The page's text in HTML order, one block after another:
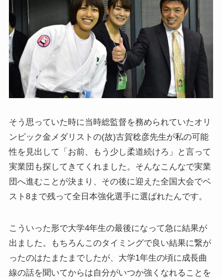
そう思っていた時に当時総監督を務められていたオリ
ンピック金メダリストの(故)古賀稔彦先生が私の可能
性を見出して「お前、もう少し柔道続けろ」と言って
実業団も探してきてくれました。そんなこんなで実業
団へ進むことが決まり、その後に迎えた全国大会でベ
スト8まで残って全日本強化選手に選ばれたんです。
こういった形で大学4年生の最後になって急に結果が
出ました。もちろんこのタイミングで良い結果に繋が
ったのはたまたまでしたが、大学1年生の頃に成長曲
線の話を聞いてからは自分がいつか強くなれることを